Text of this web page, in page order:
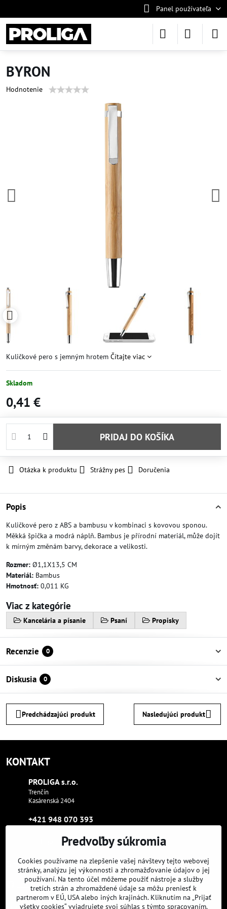
Panel používateľa
BYRON
Hodnotenie
Kuličkové pero s jemným hrotem Čítajte viac
Skladom
0,41 €
PRIDAJ DO KOŠÍKA
Otázka k produktu Strážny pes Doručenia
Popis
Kuličkové pero z ABS a bambusu v kombinaci s kovovou sponou.
Měkká špička a modrá náplň. Bambus je přírodní materiál, může dojít
k mírným změnám barvy, dekorace a velikosti.
Rozmer: Ø1,1X13,5 CM
Materiál: Bambus
Hmotnosť: 0,011 KG
Viac z kategórie
Kancelária a písanie Psaní Propisky
Recenzie 0
Diskusia 0
Predchádzajúci produkt Nasledujúci produkt
KONTAKT
PROLIGA s​.r​.o​.
Trenčín
Kasárenská 2404
+421 948 070 393
proliga​@proliga​.eu
Sme tam, kde aj vy:
Facebook Instagram Youtube
Predvoľby súkromia
Cookies používame na zlepšenie vašej návštevy tejto webovej
stránky, analýzu jej výkonnosti a zhromažďovanie údajov o jej
používaní. Na tento účel môžeme použiť nástroje a služby
tretích strán a zhromaždené údaje sa môžu preniesť k
partnerom v EÚ, USA alebo iných krajinách. Kliknutím na „Prijať
všetky cookies“ vyjadrujete svoj súhlas s týmto spracovaním.